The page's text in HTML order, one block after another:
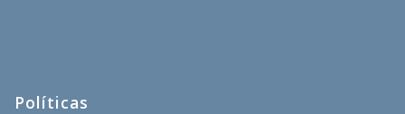
Políticas